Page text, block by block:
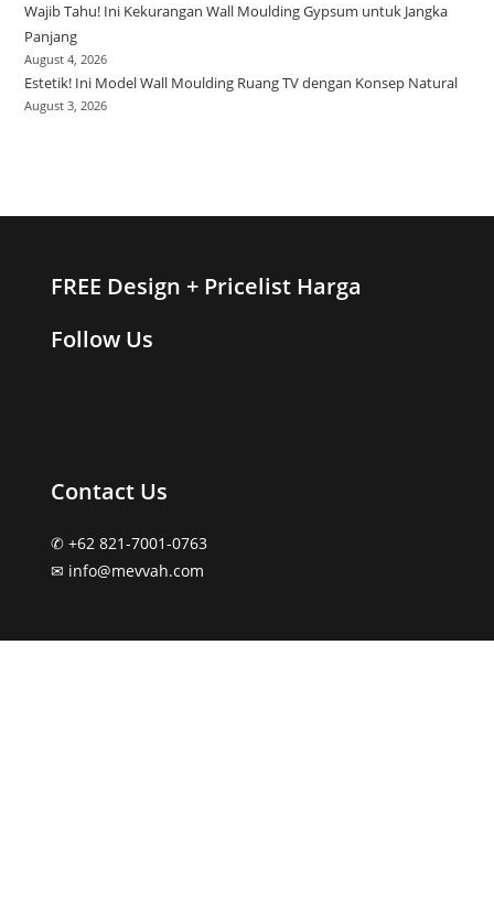
Wajib Tahu! Ini Kekurangan Wall Moulding Gypsum untuk Jangka
Panjang
August 4, 2026
Estetik! Ini Model Wall Moulding Ruang TV dengan Konsep Natural
August 3, 2026
FREE Design + Pricelist Harga
Follow Us
Contact Us
✆ +62 821-7001-0763
✉︎ info@mevvah.com